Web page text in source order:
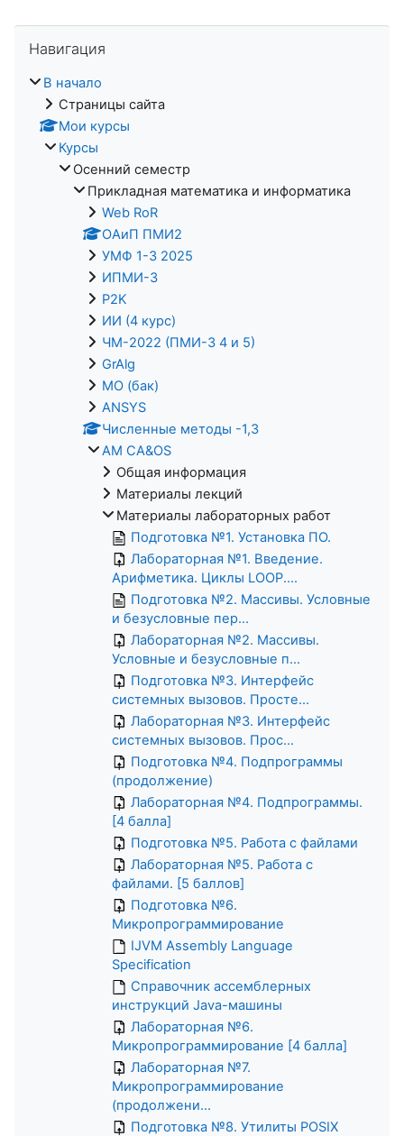
Навигация
В начало
Страницы сайта
Мои курсы
Курсы
Осенний семестр
Прикладная математика и информатика
Web RoR
ОАиП ПМИ2
УМФ 1-3 2025
ИПМИ-3
P2K
ИИ (4 курс)
ЧМ-2022 (ПМИ-3 4 и 5)
GrAlg
МО (бак)
ANSYS
Численные методы -1,3
AM CA&OS
Общая информация
Материалы лекций
Материалы лабораторных работ
Подготовка №1. Установка ПО.
Лабораторная №1. Введение.
Арифметика. Циклы LOOP....
Подготовка №2. Массивы. Условные
и безусловные пер...
Лабораторная №2. Массивы.
Условные и безусловные п...
Подготовка №3. Интерфейс
системных вызовов. Просте...
Лабораторная №3. Интерфейс
системных вызовов. Прос...
Подготовка №4. Подпрограммы
(продолжение)
Лабораторная №4. Подпрограммы.
[4 балла]
Подготовка №5. Работа с файлами
Лабораторная №5. Работа с
файлами. [5 баллов]
Подготовка №6.
Микропрограммирование
IJVM Assembly Language
Specification
Справочник ассемблерных
инструкций Java-машины
Лабораторная №6.
Микропрограммирование [4 балла]
Лабораторная №7.
Микропрограммирование
(продолжени...
Подготовка №8. Утилиты POSIX